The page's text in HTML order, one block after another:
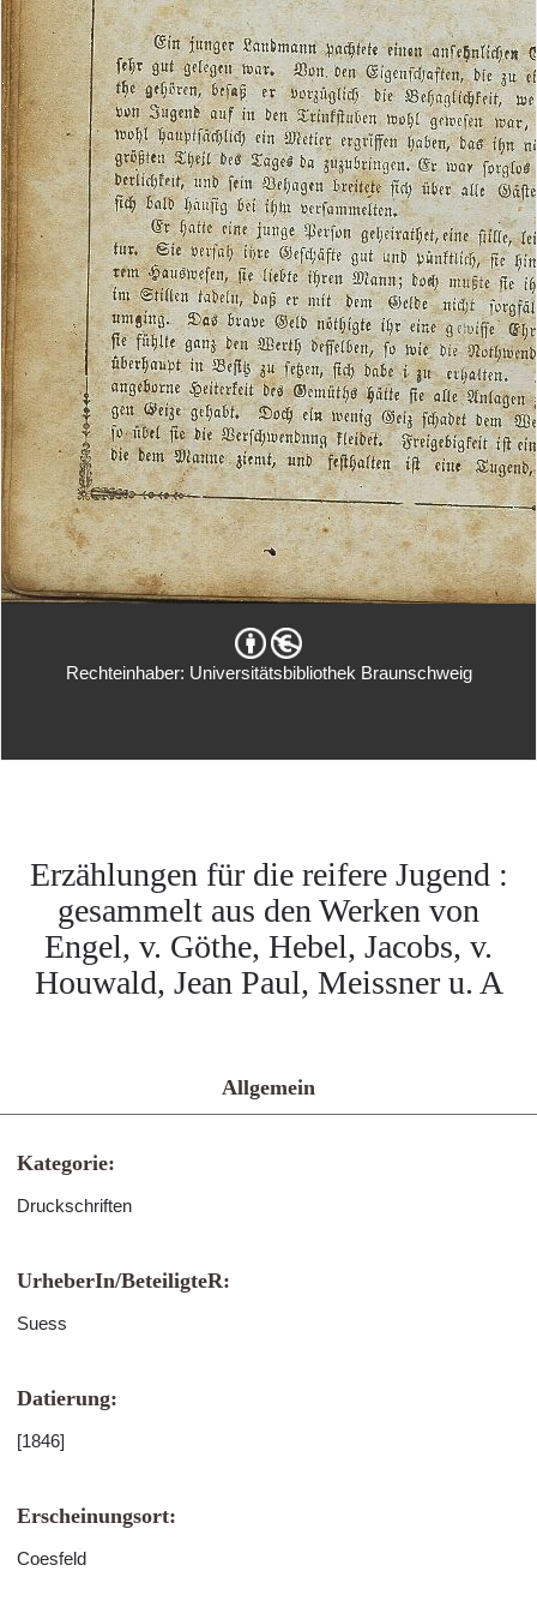
Rechteinhaber: Universitätsbibliothek Braunschweig
Erzählungen für die reifere Jugend :
gesammelt aus den Werken von
Engel, v. Göthe, Hebel, Jacobs, v.
Houwald, Jean Paul, Meissner u. A
Allgemein
Kategorie:
Druckschriften
UrheberIn/BeteiligteR:
Suess
Datierung:
[1846]
Erscheinungsort:
Coesfeld